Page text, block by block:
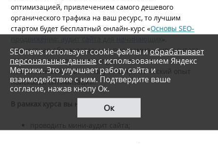
оптимизацией, привлечением самого дешевого
органического трафика на ваш ресурс, то лучшим
стартом будет бесплатный онлайн-курс «Основы SEO-
».
Совместная образовательная программа университета
«Нетология» и агентства «Ingate» поможет вам
познакомиться с SEO и получить практический опыт
поисковой оптимизации.
В рамках курса вы научитесь:
проводить мини-аудит сайта;
SEOnews использует cookie-файлы иобрабатывает
персональные данные с использованием Яндекс
Метрики. Это улучшает работу сайта и
взаимодействие с ним. Подтвердите ваше
согласие, нажав кнопу Ок.
Ок